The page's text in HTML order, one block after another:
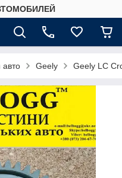
Geely Geely LC